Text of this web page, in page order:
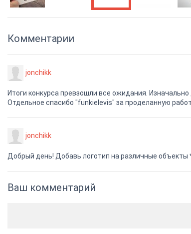
Комментарии
jonchikk
Итоги конкурса превзошли все ожидания.
Отдельное спасибо "funkielevis" за проделанную
jonchikk
Добрый день! Добавь логотип на различные объекты
Ваш комментарий